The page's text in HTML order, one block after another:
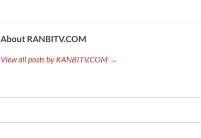
About RANBITV.COM
View all posts by RANBITV.COM →